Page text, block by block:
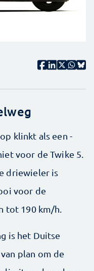
klinkt als een
voor de Twike 5.
driewieler is
voor de
tot 190 km/h.
is het Duitse
plan om de